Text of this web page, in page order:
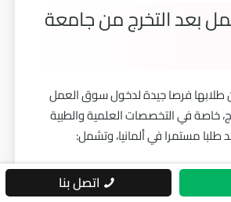
بعد التخرج من جامعة
فرصا جيدة لدخول سوق العمل
خاصة في التخصصات العلمية والطبية
طلبا مستمرا في ألمانيا، وتشمل:
لخريجي التخصصات الطبية
حاجة سوق العمل الألماني إلي
اتصل بنا